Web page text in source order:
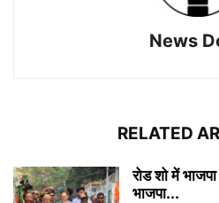
News
RELATED
रोड शो में
भाजपा...